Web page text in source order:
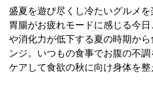
盛夏を遊び尽くし冷たいグルメ
胃腸がお疲れモードに感じる今
や消化力が低下する夏の時期か
ンジ。いつもの食事でお腹の不
ケアして食欲の秋に向け身体を整